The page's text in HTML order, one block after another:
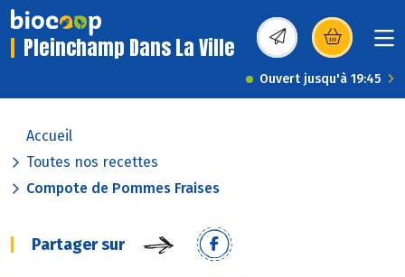
Pleinchamp Dans La Ville (s’ouvre dans une
Ouvert jusqu'à 19:45
Accueil
Toutes nos recettes
Compote de Pommes Fraises
Partager sur